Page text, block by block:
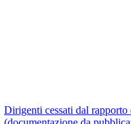
Dirigenti cessati dal